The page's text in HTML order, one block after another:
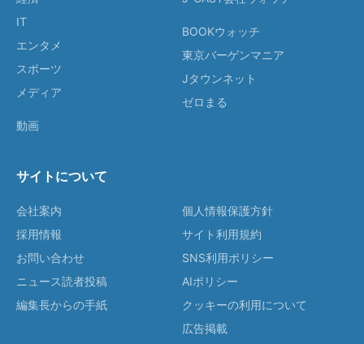
IT
エンタメ
スポーツ
メディア
動画
BOOKウォッチ
東京バーゲンマニア
Jタウンネット
ゼロまる
サイトについて
会社案内
採用情報
お問い合わせ
ニュース読者投稿
編集長からの手紙
個人情報保護方針
サイト利用規約
SNS利用ポリシー
AIポリシー
クッキーの利用について
広告掲載